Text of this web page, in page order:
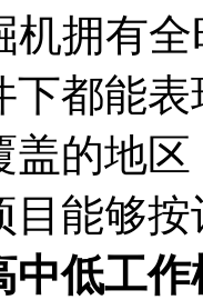
机拥有
下都能
盖的地
目能够
中低工作